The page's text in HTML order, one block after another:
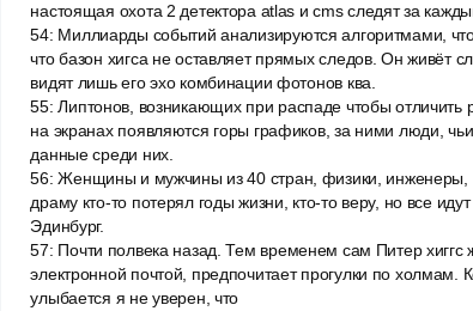
настоящая охота 2 детектора atlas и cms следят за
54: Миллиарды событий анализируются алгоритмами,
что базон хигса не оставляет прямых следов. Он
видят лишь его эхо комбинации фотонов ква.
55:Липтонов, возникающих при распаде чтобы отличить
на экранах появляются горы графиков, за ними люди,
данные среди них.
56:Женщины и мужчины из 40 стран, физики, инженеры,
драму кто-то потерял годы жизни, кто-то веру, но все
Эдинбург.
57: Почти полвека назад. Тем временем сам Питер хиггс
электронной почтой, предпочитает прогулки по
улыбается я не уверен, что